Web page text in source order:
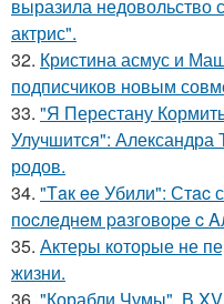
выразила
актрис".
32. Кристина асмус и
подписчиков новым
33. "Я Перестану
Улучшится": Александра
родов.
34. "Тaк ee Убили": Стac
пocлeднeм paзгoвope c
35. Актеры которые не
жизни.
36. "Корабли Чумы". В